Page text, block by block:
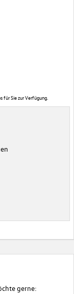
Sie zur Verfügung.
gerne: